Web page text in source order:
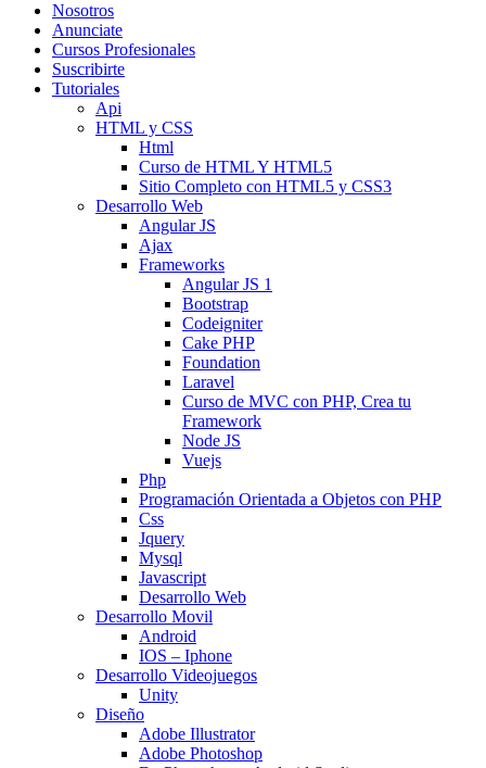
Nosotros
Anunciate
Cursos Profesionales
Suscribirte
Tutoriales
Api
HTML y CSS
Html
Curso de HTML Y HTML5
Sitio Completo con HTML5 y CSS3
Desarrollo Web
Angular JS
Ajax
Frameworks
Angular JS 1
Bootstrap
Codeigniter
Cake PHP
Foundation
Laravel
Curso de MVC con PHP, Crea tu
Framework
Node JS
Vuejs
Php
Programación Orientada a Objetos con PHP
Css
Jquery
Mysql
Javascript
Desarrollo Web
Desarrollo Movil
Android
IOS – Iphone
Desarrollo Videojuegos
Unity
Diseño
Adobe Illustrator
Adobe Photoshop